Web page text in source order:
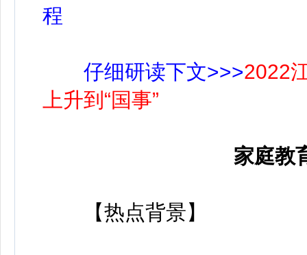
程
仔细研读下文>>>2022
上升到“国事”
家庭教
【热点背景】